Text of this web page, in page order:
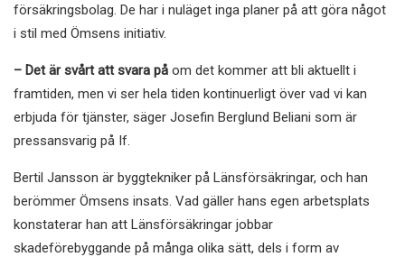
försäkringsbolag. De har i nuläget inga planer på att göra något
i stil med Ömsens initiativ.
– Det är svårt att svara på om det kommer att bli aktuellt i
framtiden, men vi ser hela tiden kontinuerligt över vad vi kan
erbjuda för tjänster, säger Josefin Berglund Beliani som är
pressansvarig på If.
Bertil Jansson är byggtekniker på Länsförsäkringar, och han
berömmer Ömsens insats. Vad gäller hans egen arbetsplats
konstaterar han att Länsförsäkringar jobbar
skadeförebyggande på många olika sätt, dels i form av